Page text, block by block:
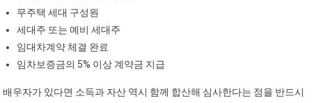
무주택 세대 구성원
세대주 또는 예비 세대주
임대차계약 체결 완료
임차보증금의 5% 이상 계약금 지급
배우자가 있다면 소득과 자산 역시 함께 합산해 심사한다는 점을 반드시